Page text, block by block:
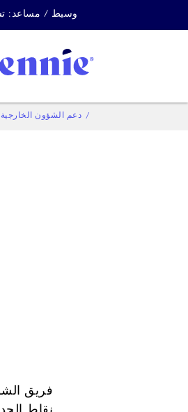
وسيط / مساعد: تسجيل
دعم الشؤون
فريق